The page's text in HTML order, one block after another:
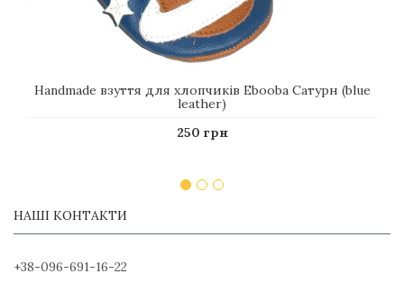
Handmade взуття для хлопчиків Еbooba Сатурн (blue
leather)
250 грн
НАШІ КОНТАКТИ
+38-096-691-16-22